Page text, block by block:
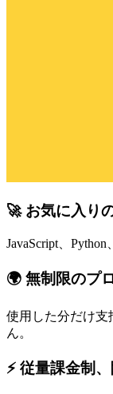
🚀 お気に入り
JavaScript、
🌍 無制限のプ
使用した分だけ支
ん。
⚡ 従量課金制